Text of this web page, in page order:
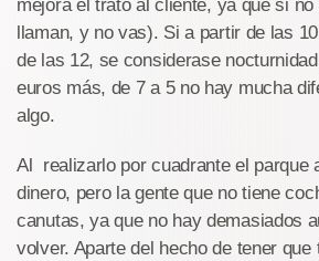
mejora el trato al cliente, ya que si
llaman, y no vas). Si a partir de las
de las 12, se considerase
euros más, de 7 a 5 no hay mucha
algo.
Al realizarlo por cuadrante el parque
dinero, pero la gente que no tiene
canutas, ya que no hay demasiados
volver. Aparte del hecho de tener